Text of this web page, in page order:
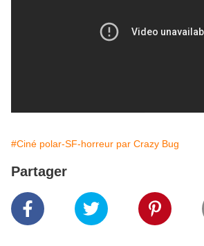
#Ciné polar-SF-horreur par Crazy Bug
Partager